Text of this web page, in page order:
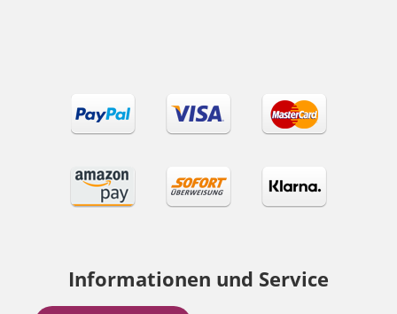
Informationen und Service